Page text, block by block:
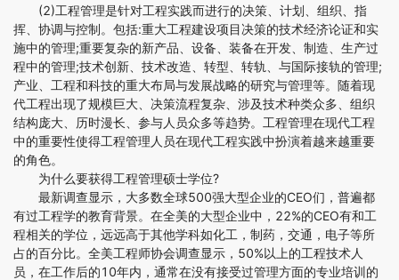
(2)工程管理是针对工程实践而进行的决策、计划、组织、指
挥、协调与控制。包括:重大工程建设项目决策的技术经济论证和实
施中的管理;重要复杂的新产品、设备、装备在开发、制造、生产过
程中的管理;技术创新、技术改造、转型、转轨、与国际接轨的管理;
产业、工程和科技的重大布局与发展战略的研究与管理等。随着现
代工程出现了规模巨大、决策流程复杂、涉及技术种类众多、组织
结构庞大、历时漫长、参与人员众多等趋势。工程管理在现代工程
中的重要性使得工程管理人员在现代工程实践中扮演着越来越重要
的角色。
为什么要获得工程管理硕士学位?
最新调查显示，大多数全球500强大型企业的CEO们，普遍都
有过工程学的教育背景。在全美的大型企业中，22%的CEO有和工
程相关的学位，远远高于其他学科如化工，制药，交通，电子等所
占的百分比。全美工程师协会调查显示，50%以上的工程技术人
员，在工作后的10年内，通常在没有接受过管理方面的专业培训的